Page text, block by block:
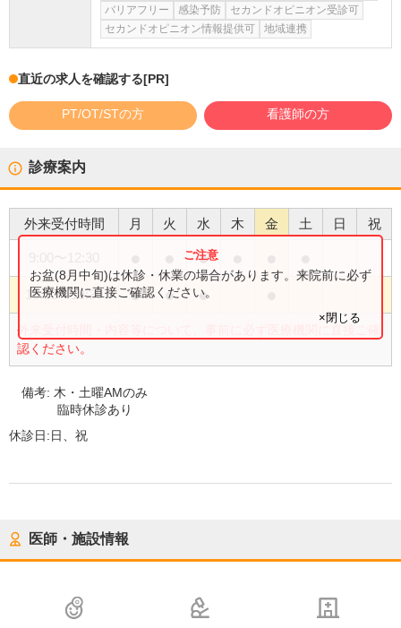
バリアフリー
感染予防
セカンドオピニオン受診可
セカンドオピニオン情報提供可
地域連携
直近の求人を確認する[PR]
PT/OT/STの方 看護師の方
診療案内
外来受付時間 月 火 水 木 金 土 日 祝
●
15:00〜18:30 ● ● ●
外来受付時間・内容等について、事前に必ず医療機関に直接ご確
認ください。
お盆(8月中旬)は休診・休業の場合があります。来院前に必ず
医療機関に直接ご確認ください。
×閉じる
備考: 木・土曜AMのみ
臨時休診あり
休診日:日、祝
医師・施設情報